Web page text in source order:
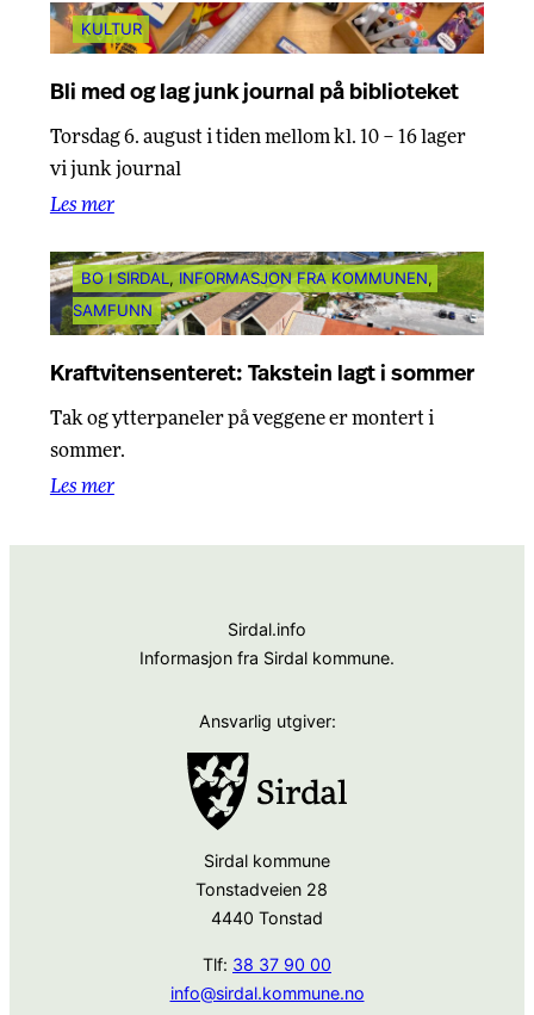
KULTUR
Bli med og lag junk journal på biblioteket
Torsdag 6. august i tiden mellom kl. 10 – 16 lager
vi junk journal
Les mer
BO I SIRDAL, INFORMASJON FRA KOMMUNEN
SAMFUNN
Kraftvitensenteret: Takstein lagt i sommer
Tak og ytterpaneler på veggene er montert i
sommer.
Les mer
Sirdal.info
Informasjon fra Sirdal kommune.
Ansvarlig utgiver:
Sirdal kommune
Tonstadveien 28
4440 Tonstad
Tlf: 38 37 90 00
info@sirdal.kommune.no